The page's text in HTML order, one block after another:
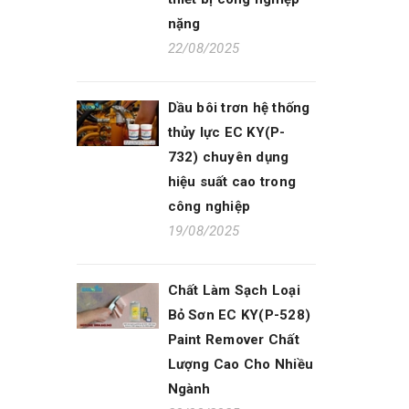
nặng
22/08/2025
Dầu bôi trơn hệ thống
thủy lực EC KY(P-
732) chuyên dụng
hiệu suất cao trong
công nghiệp
19/08/2025
Chất Làm Sạch Loại
Bỏ Sơn EC KY(P-528)
Paint Remover Chất
Lượng Cao Cho Nhiều
Ngành